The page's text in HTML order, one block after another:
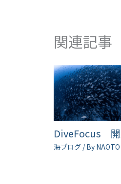
関連記事
DiveFocus
海ブログ/ By NAOTO